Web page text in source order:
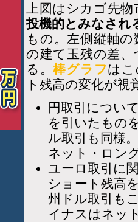
上図はシカゴ先
投機的とみなされ
もの。左側縦軸
の建て玉残の差
る。棒グラフは
ト残高の変化が
円取引につい
を引いたもの
ル取引も同様
ネット・ロン
ユーロ取引に
ショート残高
州ドル取引も
イナスはネッ